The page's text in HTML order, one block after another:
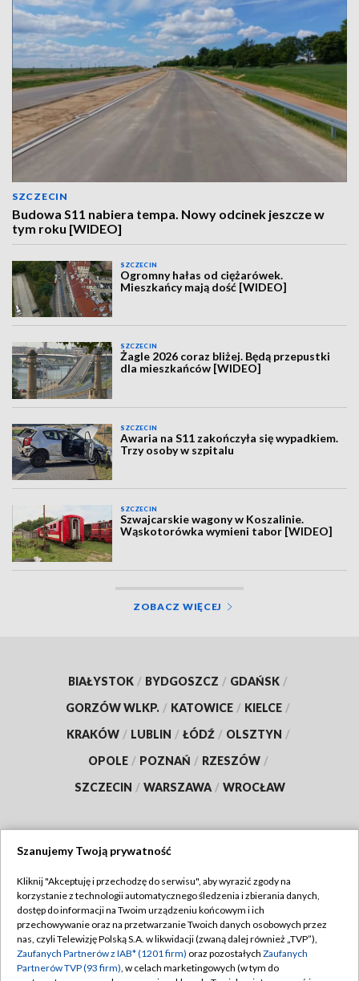
SZCZECIN
Budowa S11 nabiera tempa. Nowy odcinek jeszcze w
tym roku [WIDEO]
SZCZECIN
Ogromny hałas od ciężarówek.
Mieszkańcy mają dość [WIDEO]
SZCZECIN
Żagle 2026 coraz bliżej. Będą przepustki
dla mieszkańców [WIDEO]
SZCZECIN
Awaria na S11 zakończyła się wypadkiem.
Trzy osoby w szpitalu
SZCZECIN
Szwajcarskie wagony w Koszalinie.
Wąskotorówka wymieni tabor [WIDEO]
ZOBACZ WIĘCEJ
BIAŁYSTOK / BYDGOSZCZ / GDAŃSK /
GORZÓW WLKP. / KATOWICE / KIELCE /
KRAKÓW / LUBLIN / ŁÓDŹ / OLSZTYN /
OPOLE / POZNAŃ / RZESZÓW /
SZCZECIN / WARSZAWA / WROCŁAW
TVP
Abonament TVP
Emisja w TVP
Centrum informacji TVP
Regulamin TVP
Polityka prywatności
Szanujemy Twoją prywatność
Kliknij "Akceptuję i przechodzę do serwisu", aby wyrazić zgody na
korzystanie z technologii automatycznego śledzenia i zbierania danych,
dostęp do informacji na Twoim urządzeniu końcowym i ich
przechowywanie oraz na przetwarzanie Twoich danych osobowych przez
nas, czyli Telewizję Polską S.A. w likwidacji (zwaną dalej również „TVP”),
Zaufanych Partnerów z IAB* (1201 firm) oraz pozostałych Zaufanych
Partnerów TVP (93 firm), w celach marketingowych (w tym do